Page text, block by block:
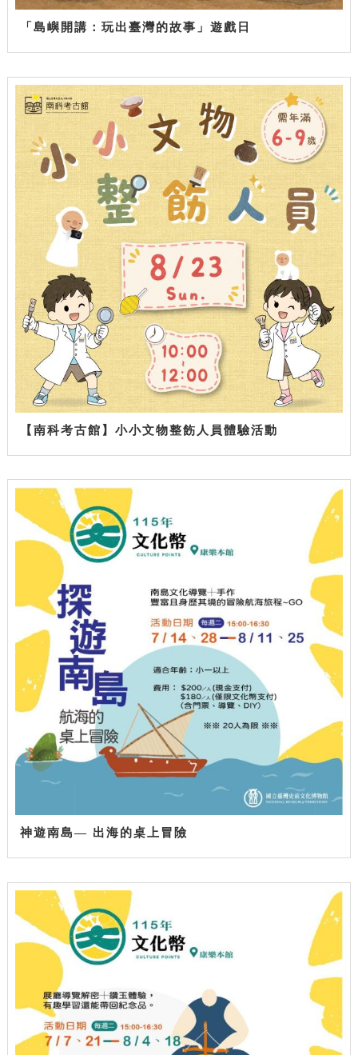
「島嶼開講：玩出臺灣的故事」遊戲日
【南科考古館】小小文物整飭人員體驗活動
神遊南島— 出海的桌上冒險